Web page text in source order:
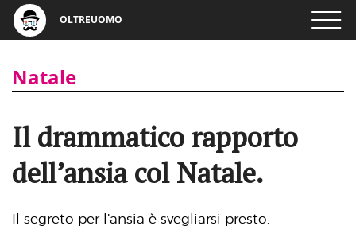
OLTREUOMO
Natale
Il drammatico rapporto
dell’ansia col Natale.
Il segreto per l’ansia è svegliarsi presto.